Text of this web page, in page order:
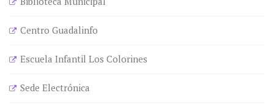
Centro Guadalinfo
Escuela Infantil Los Colorines
Sede Electrónica